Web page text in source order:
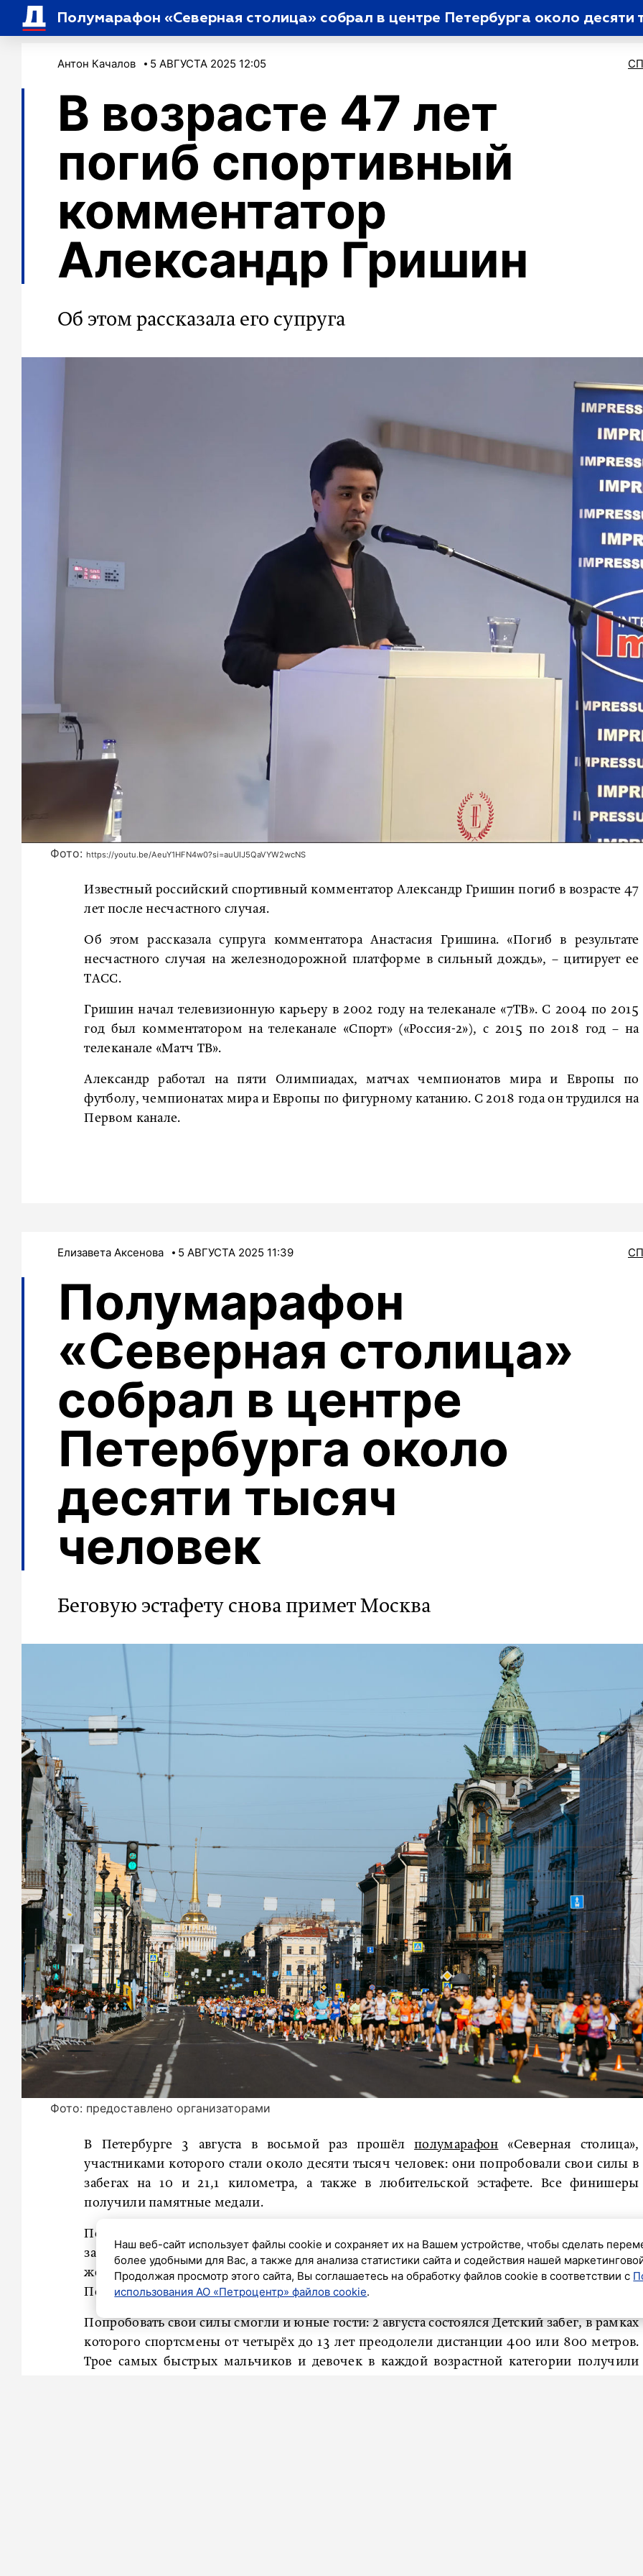
Полумарафон «Северная столица» собрал в центре Петербурга около десяти
Антон Качалов 5 АВГУСТА 2025 12:05
В возрасте 47 лет
погиб спортивный
комментатор
Александр Гришин
Об этом рассказала его супруга
Фото: https://youtu.be/AeuY1HFN4w0?si=auUIJ5QaVYW2wcNS
Известный российский спортивный комментатор Александр Гришин погиб в возрасте 47
лет после несчастного случая.
Об этом рассказала супруга комментатора Анастасия Гришина. «Погиб в результате
несчастного случая на железнодорожной платформе в сильный дождь», – цитирует ее
ТАСС.
Гришин начал телевизионную карьеру в 2002 году на телеканале «7ТВ». С 2004 по 2015
год был комментатором на телеканале «Спорт» («Россия-2»), с 2015 по 2018 год – на
телеканале «Матч ТВ».
Александр работал на пяти Олимпиадах, матчах чемпионатов мира и Европы по
футболу, чемпионатах мира и Европы по фигурному катанию. С 2018 года он трудился на
Первом канале.
Елизавета Аксенова 5 АВГУСТА 2025 11:39
Полумарафон
«Северная столица»
собрал в центре
Петербурга около
десяти тысяч
человек
Беговую эстафету снова примет Москва
Фото: предоставлено организаторами
В Петербурге 3 августа в восьмой раз прошёлполумарафон «Северная столица»,
участниками которого стали около десяти тысяч человек: они попробовали свои силы в
забегах на 10 и 21,1 километра, а также в любительской эстафете. Все финишеры
получили памятные медали.
Победителей и призёров наградили кубками, подарками и денежными призами. В
забеге на десять километров награды получили три самых быстрых мужчины и
женщины, а среди полумарфонцев их обладателями стали пять мужчин и пять женщин.
По итогам эстафеты наградили три лучшие команды.
Попробовать свои силы смогли и юные гости: 2 августа состоялся Детский забег, в рамках
которого спортсмены от четырёх до 13 лет преодолели дистанции 400 или 800 метров.
Трое самых быстрых мальчиков и девочек в каждой возрастной категории получили
Наш веб-сайт использует файлы cookie и сохраняет их на Вашем устройстве, чтобы сделать
более удобными для Вас, а также для анализа статистики сайта и содействия нашей
Продолжая просмотр этого сайта, Вы соглашаетесь на обработку файлов cookie в соответствии с
использования АО «Петроцентр» файлов cookie.